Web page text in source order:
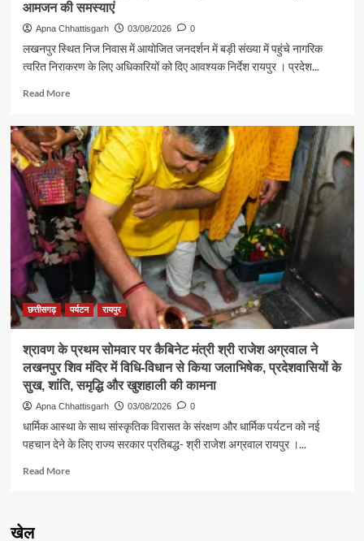
आमजन की समस्याएं
Apna Chhattisgarh 03/08/2026 0
लखनपुर स्थित निज निवास में आयोजित जनदर्शन में बड़ी संख्या में पहुंचे नागरिक
त्वरित निराकरण के लिए अधिकारियों को दिए आवश्यक निर्देश रायपुर । प्रदेश...
Read MoreRead
पर्यटन
एवं
संस्कृति
मंत्री
श्री
राजेश
अग्रवाल
ने
जनदर्शन
सुनीं
आमजन
की
छत्तीसगढ़ पर्यटन रायपुर
श्रावण के प्रथम सोमवार पर कैबिनेट मंत्री श्री राजेश अग्रवाल ने
लखनपुर शिव मंदिर में विधि-विधान से किया जलाभिषेक, प्रदेशवासियों के
सुख, शांति, समृद्धि और खुशहाली की कामना
Apna Chhattisgarh 03/08/2026 0
धार्मिक आस्था के साथ सांस्कृतिक विरासत के संरक्षण और धार्मिक पर्यटन को नई
पहचान देने के लिए राज्य सरकार प्रतिबद्ध- श्री राजेश अग्रवाल रायपुर ।...
Read MoreRead
खेल